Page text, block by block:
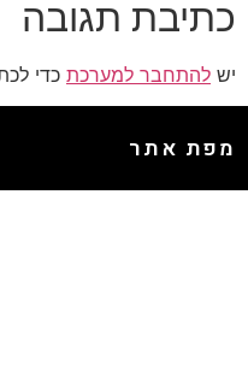
כתיבת תגובה
יש להתחבר למערכת כדי
מפת אתר